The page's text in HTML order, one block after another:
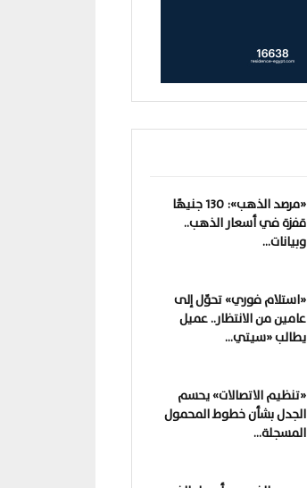
«مرصد الذهب»: 130 جنيهًا
قفزة في أسعار الذهب..
وبيانات…
«استلام فوري» تحوّل إلى
عامين من الانتظار.. عميل
يطالب «سيتي…
«تنظيم الاتصالات» يحسم
الجدل بشأن خطوط المحمول
المسجلة…